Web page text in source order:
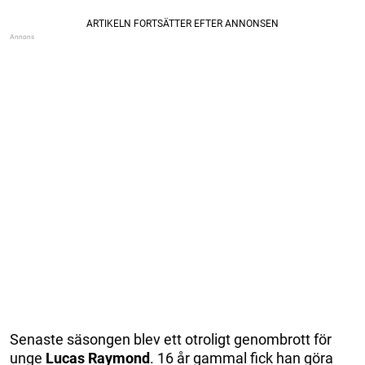
Senaste säsongen blev ett otroligt genombrott för
unge Lucas Raymond. 16 år gammal fick han göra